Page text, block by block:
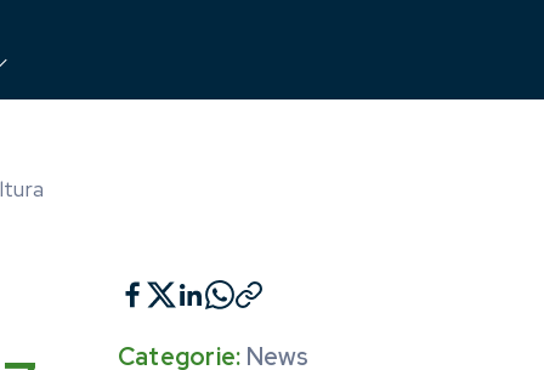
Categorie: News